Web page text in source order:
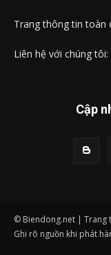
Trang thông tin toàn
Liên hệ với chúng tôi:
Cập
© Biendong.net | Trang
Ghi rõ nguồn khi phát